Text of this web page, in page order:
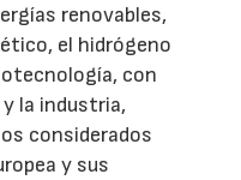
renovables,
el hidrógeno
con
la industria,
considerados
y sus